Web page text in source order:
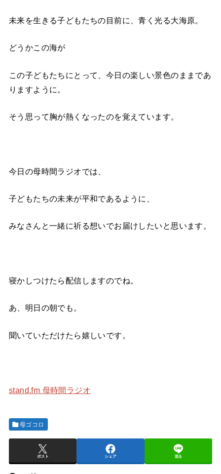
未来を生きる子どもたちの目前に、青く光る大海原。
どうかこの海が
この子どもたちにとって、今日の楽しい景色のままであ
りますように。
そう思って胸が熱くなったのを覚えています。
今日の母時間ラジオでは、
子どもたちの未来が平和であるように、
みなさんと一緒に祈る想いでお届けしたいと思います。
寝かしつけたら配信しますのでね。
あ、明日の朝でも。
聞いていただけたら嬉しいです。
stand.fm 母時間ラジオ
母ゴコロ
ポスト シェア 送る